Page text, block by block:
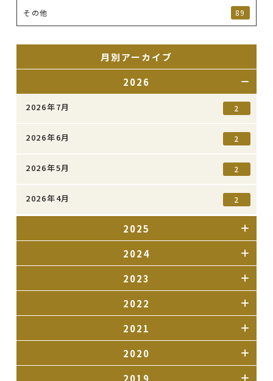
その他 89
月別アーカイブ
2026
2026年7月 2
2026年6月 2
2026年5月 2
2026年4月 2
2025
2024
2023
2022
2021
2020
2019